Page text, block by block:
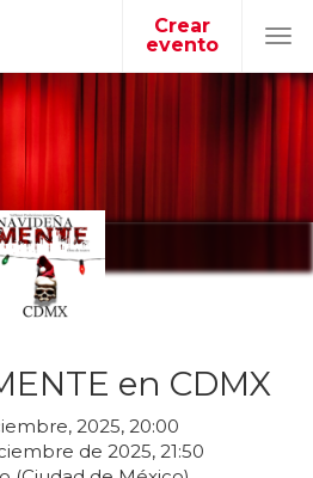
Crear
evento
en CDMX
, 2025, 20:00
de 2025, 21:50